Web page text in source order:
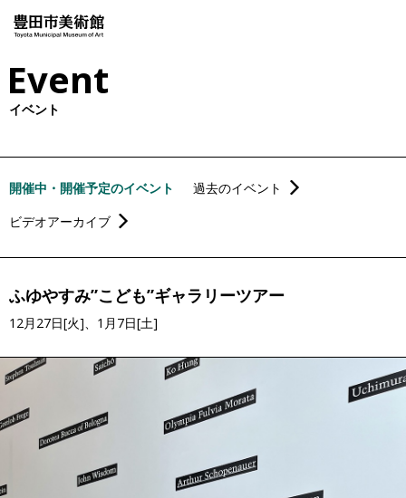
Event
イベント
開催中・開催予定のイベント
過去のイベント
ビデオアーカイブ
ふゆやすみ”こども”ギャラリーツアー
12月27日[火]、1月7日[土]